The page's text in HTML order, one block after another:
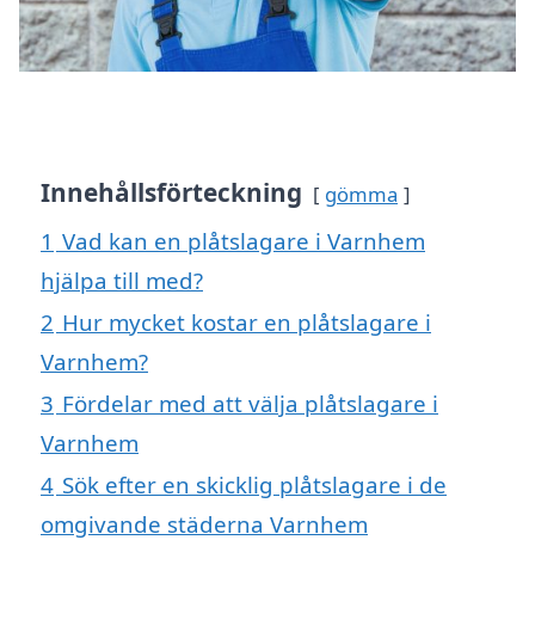
Innehållsförteckning gömma
1 Vad kan en plåtslagare i Varnhem
hjälpa till med?
2 Hur mycket kostar en plåtslagare i
Varnhem?
3 Fördelar med att välja plåtslagare i
Varnhem
4 Sök efter en skicklig plåtslagare i de
omgivande städerna Varnhem